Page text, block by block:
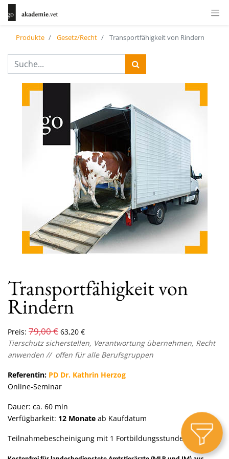
Produkte Gesetz/Recht Transportfähigkeit von Rindern
Transportfähigkeit von
Rindern
Preis: 79,00€ 63,20 €
Tierschutz sicherstellen, Verantwortung übernehmen, Recht
anwenden // offen für alle Berufsgruppen
Referentin: PD Dr. Kathrin Herzog
Online-Seminar
Dauer: ca. 60 min
Verfügbarkeit: 12 Monate ab Kaufdatum
Teilnahmebescheinigung mit 1 Fortbildungsstunde